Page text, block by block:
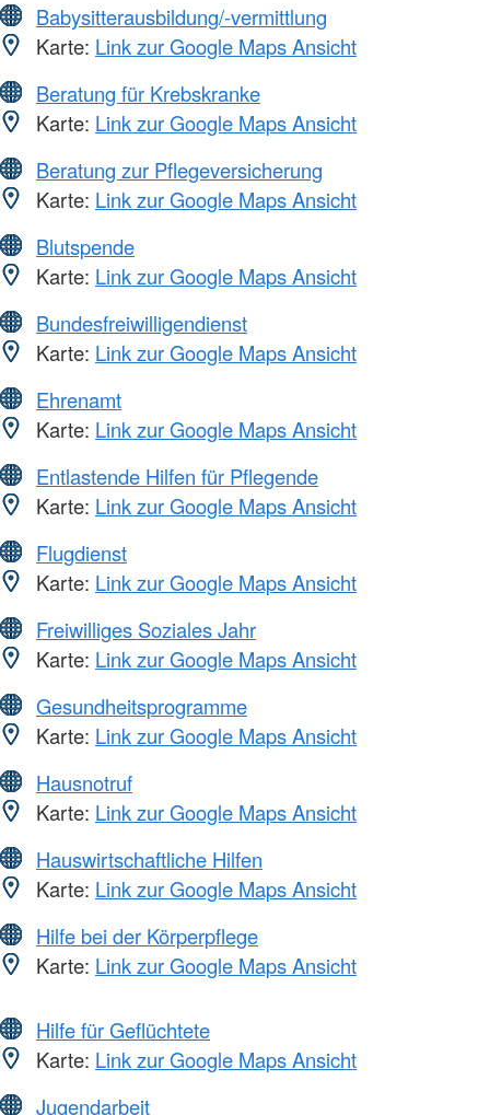
Babysitterausbildung/-vermittlung
Karte: Link zur Google Maps Ansicht
Beratung für Krebskranke
Karte: Link zur Google Maps Ansicht
Beratung zur Pflegeversicherung
Karte: Link zur Google Maps Ansicht
Blutspende
Karte: Link zur Google Maps Ansicht
Bundesfreiwilligendienst
Karte: Link zur Google Maps Ansicht
Ehrenamt
Karte: Link zur Google Maps Ansicht
Entlastende Hilfen für Pflegende
Karte: Link zur Google Maps Ansicht
Flugdienst
Karte: Link zur Google Maps Ansicht
Freiwilliges Soziales Jahr
Karte: Link zur Google Maps Ansicht
Gesundheitsprogramme
Karte: Link zur Google Maps Ansicht
Hausnotruf
Karte: Link zur Google Maps Ansicht
Hauswirtschaftliche Hilfen
Karte: Link zur Google Maps Ansicht
Hilfe bei der Körperpflege
Karte: Link zur Google Maps Ansicht
Hilfe für Geflüchtete
Karte: Link zur Google Maps Ansicht
Jugendarbeit